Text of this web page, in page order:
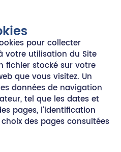
pour collecter
votre utilisation du Site
fichier stocké sur votre
que vous visitez. Un
données de navigation
tel que les dates et
pages, l’identification
des pages consultées